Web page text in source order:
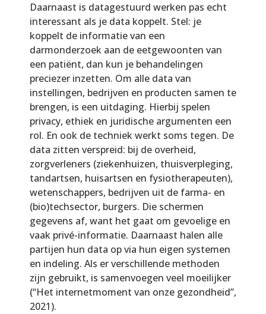
Daarnaast is datagestuurd werken pas echt
interessant als je data koppelt. Stel: je
koppelt de informatie van een
darmonderzoek aan de eetgewoonten van
een patiënt, dan kun je behandelingen
preciezer inzetten. Om alle data van
instellingen, bedrijven en producten samen te
brengen, is een uitdaging. Hierbij spelen
privacy, ethiek en juridische argumenten een
rol. En ook de techniek werkt soms tegen. De
data zitten verspreid: bij de overheid,
zorgverleners (ziekenhuizen, thuisverpleging,
tandartsen, huisartsen en fysiotherapeuten),
wetenschappers, bedrijven uit de farma- en
(bio)techsector, burgers. Die schermen
gegevens af, want het gaat om gevoelige en
vaak privé-informatie. Daarnaast halen alle
partijen hun data op via hun eigen systemen
en indeling. Als er verschillende methoden
zijn gebruikt, is samenvoegen veel moeilijker
(“Het internetmoment van onze gezondheid”,
2021).